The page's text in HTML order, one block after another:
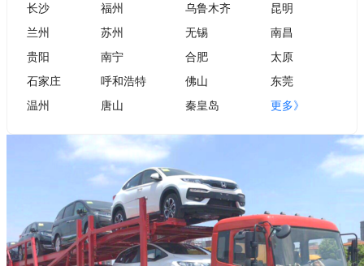
长沙
福州 乌鲁木齐
昆明
兰州
苏州 无锡
南昌
贵阳
南宁 合肥
太原
石家庄
呼和浩特 佛山
东莞
温州
唐山 秦皇岛 更多》